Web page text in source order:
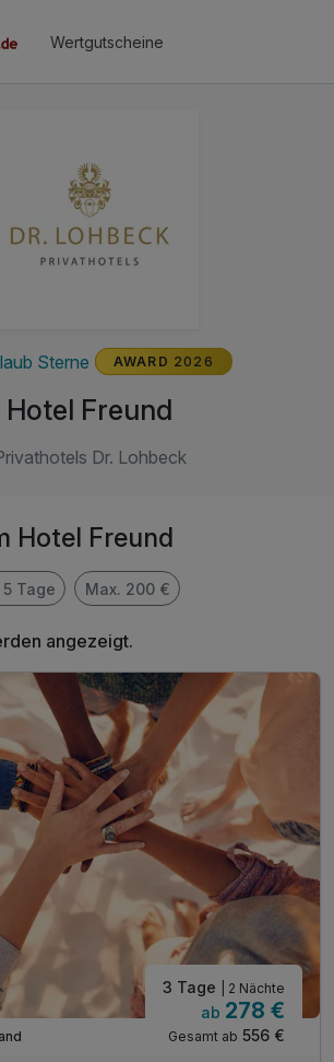
Wertgutscheine
Sterne AWARD 2026
Hotel Freund
Dr. Lohbeck
Hotel Freund
5 Tage Max. 200 €
angezeigt.
3 Tage | 2 Nächte
ab 278 €
Gesamt ab 556 €